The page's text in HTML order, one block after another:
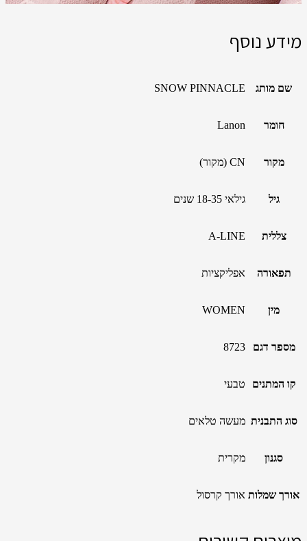
מידע נוסף
שם מותג SNOW PINNACLE
חומר Lanon
מקור CN (מקור)
גיל גילאי 18-35 שנים
צללית A-LINE
תפאורה אפליקציות
מין WOMEN
מספר דגם 8723
קו המתנים טבעי
סוג התבנית מעשה טלאים
סגנון מקרית
אורך שמלות אורך קרסול